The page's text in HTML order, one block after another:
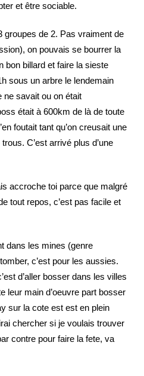
et être sociable.
groupes de 2. Pas vraiment de
on pouvais se bourrer la
bon billard et faire la sieste
sous un arbre le lendemain
ne savait ou on était
était à 600km de là de toute
foutait tant qu’on creusait une
C’est arrivé plus d’une
accroche toi parce que malgré
tout repos, c’est pas facile et
dans les mines (genre
c’est pour les aussies.
d’aller bosser dans les villes
leur main d’oeuvre part bosser
sur la cote est est en plein
chercher si je voulais trouver
contre pour faire la fete, va